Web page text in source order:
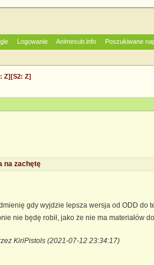
Logowanie Animesub.info Poszukiwane
Z][S2: Z]
na zachętę
gdy wyjdzie lepsza wersja od ODD do
nie będę robił, jako że nie ma materiałów
KiriPistols (2021-07-12 23:34:17)